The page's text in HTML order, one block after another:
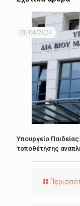
01/04/2024
Υπουργείο
τοποθέτησης